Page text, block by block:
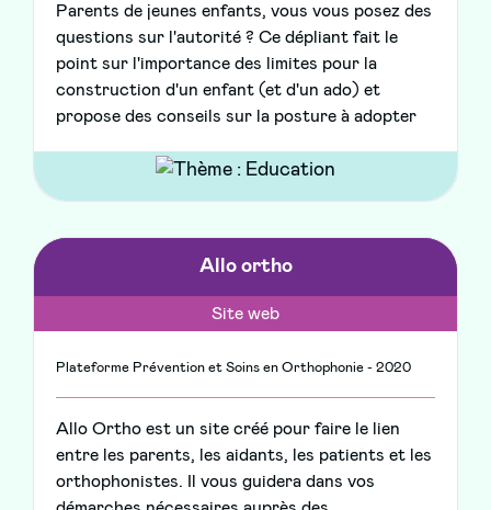
Parents de jeunes enfants, vous vous posez des
questions sur l'autorité ? Ce dépliant fait le
point sur l'importance des limites pour la
construction d'un enfant (et d'un ado) et
propose des conseils sur la posture à adopter
Allo ortho
Site web
Plateforme Prévention et Soins en Orthophonie - 2020
Allo Ortho est un site créé pour faire le lien
entre les parents, les aidants, les patients et les
orthophonistes. Il vous guidera dans vos